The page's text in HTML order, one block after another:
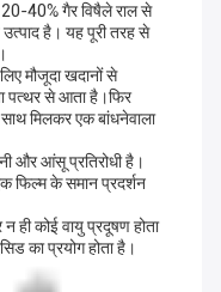
40% गैर विषैले राल से
है। यह पूरी तरह से
मौजूदा खदानों से
पत्थर से आता है।फिर
मिलकर एक बांधनेवाला
और आंसू प्रतिरोधी है।
फिल्म के समान प्रदर्शन
ही कोई वायु प्रदूषण होता
का प्रयोग होता है।